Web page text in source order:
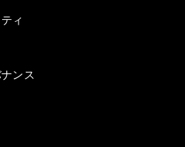
ィ
ンス